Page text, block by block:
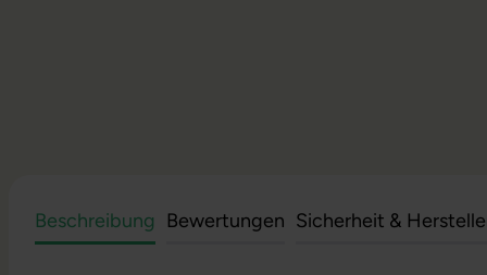
Beschreibung Bewertungen Sicherheit &